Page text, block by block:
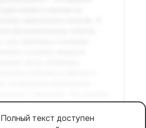
Полный текст доступен